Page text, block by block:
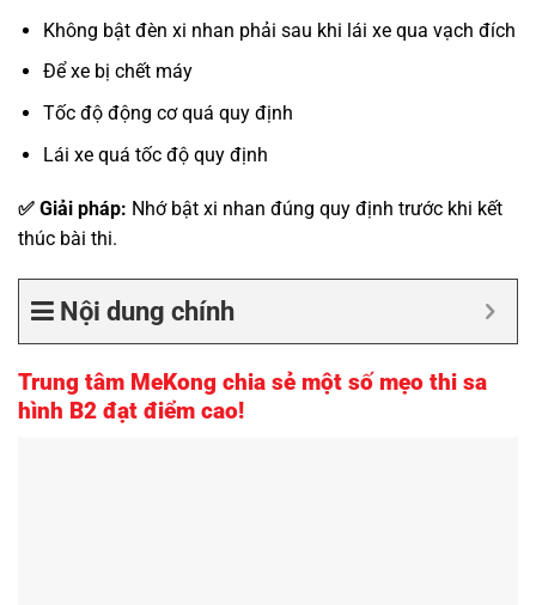
Không bật đèn xi nhan phải sau khi lái xe qua vạch đích
Để xe bị chết máy
Tốc độ động cơ quá quy định
Lái xe quá tốc độ quy định
✅ Giải pháp: Nhớ bật xi nhan đúng quy định trước khi kết
thúc bài thi.
Nội dung chính
Trung tâm MeKong chia sẻ một số mẹo thi sa
hình B2 đạt điểm cao!